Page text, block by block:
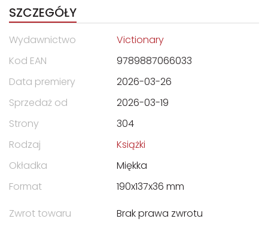
SZCZEGÓŁY
Wydawnictwo
Victionary
Kod EAN
9789887066033
Data premiery
2026-03-26
Sprzedaż od
2026-03-19
Strony
304
Rodzaj
Książki
Okładka
Miękka
Format
190x137x36 mm
Zwrot towaru
Brak prawa zwrotu